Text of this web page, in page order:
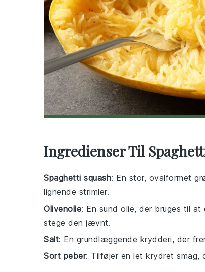
Ingredienser Til
Spaghetti squash: En stor, ovalformet
lignende strimler.
Olivenolie: En sund olie, der bruges til
stege den jævnt.
Salt: En grundlæggende krydderi, der
Sort peber: Tilføjer en let krydret smag,